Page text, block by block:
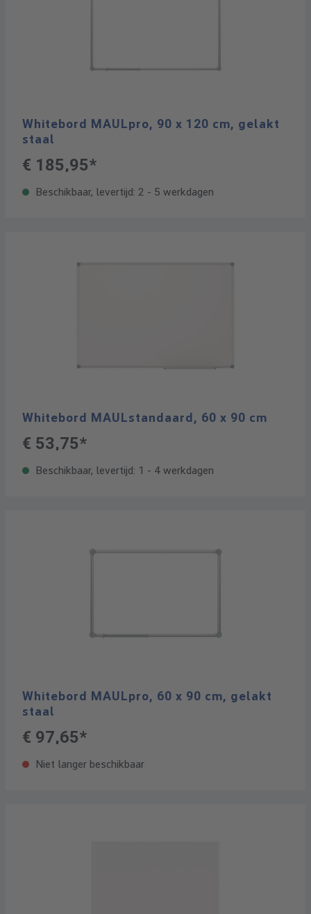
Whitebord MAULpro, 90 x 120 cm, gelakt
staal
€ 185,95*
Beschikbaar, levertijd: 2 - 5 werkdagen
Whitebord MAULstandaard, 60 x 90 cm
€ 53,75*
Beschikbaar, levertijd: 1 - 4 werkdagen
Whitebord MAULpro, 60 x 90 cm, gelakt
staal
€ 97,65*
Niet langer beschikbaar